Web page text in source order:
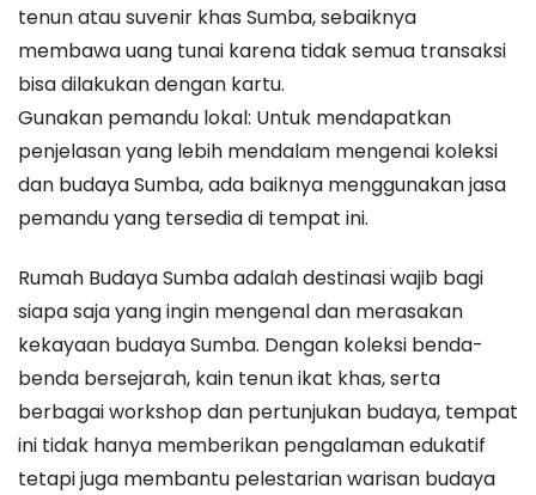
tenun atau suvenir khas Sumba, sebaiknya
membawa uang tunai karena tidak semua transaksi
bisa dilakukan dengan kartu.
Gunakan pemandu lokal: Untuk mendapatkan
penjelasan yang lebih mendalam mengenai koleksi
dan budaya Sumba, ada baiknya menggunakan jasa
pemandu yang tersedia di tempat ini.
Rumah Budaya Sumba adalah destinasi wajib bagi
siapa saja yang ingin mengenal dan merasakan
kekayaan budaya Sumba. Dengan koleksi benda-
benda bersejarah, kain tenun ikat khas, serta
berbagai workshop dan pertunjukan budaya, tempat
ini tidak hanya memberikan pengalaman edukatif
tetapi juga membantu pelestarian warisan budaya